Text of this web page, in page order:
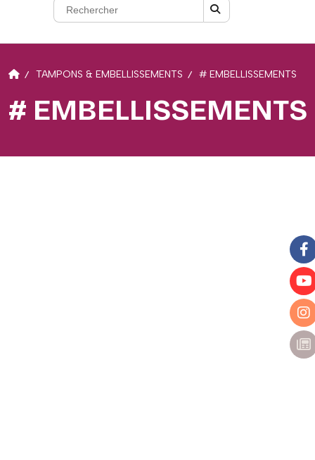
TAMPONS & EMBELLISSEMENTS # EMBELLISSEMENTS
# EMBELLISSEMENTS